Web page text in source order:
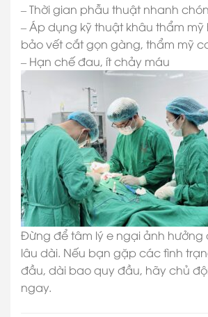
–Thời gian phẫu thuật nhanh
–Áp dụng kỹ thuật khâu thẩm mỹ
bảo vết cắt gọn gàng, thẩm mỹ
– Hạn chế đau, ít chảy máu
Đừng để tâm lý e ngại ảnh hưởng
lâu dài. Nếu bạn gặp các tình
đầu, dài bao quy đầu, hãy chủ
ngay.